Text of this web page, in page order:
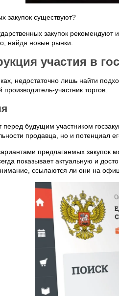
закупок существуют?
закупок рекомендуют
найдя новые рынки.
участия в
недостаточно лишь найти
участник торгов.
перед будущим участником
продавца, но и потенциал
предлагаемых
показывает актуальную и
ссылаются ли они на